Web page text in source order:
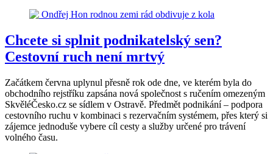
Chcete si splnit podnikatelský sen?
Cestovní ruch není mrtvý
Začátkem června uplynul přesně rok ode dne, ve kterém byla do
obchodního rejstříku zapsána nová společnost s ručením omezeným
SkvěléČesko.cz se sídlem v Ostravě. Předmět podnikání – podpora
cestovního ruchu v kombinaci s rezervačním systémem, přes který si
zájemce jednoduše vybere cíl cesty a služby určené pro trávení
volného času.